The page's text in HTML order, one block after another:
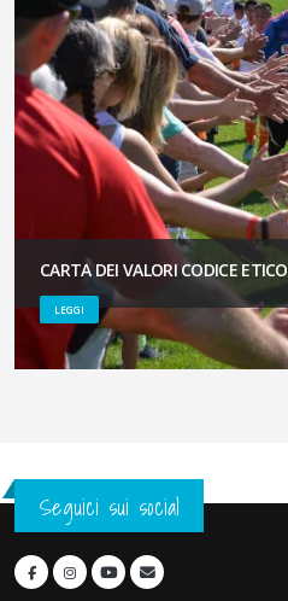
CARTA DEI VALORI CODICE ETICO
LEGGI
Seguici sui social